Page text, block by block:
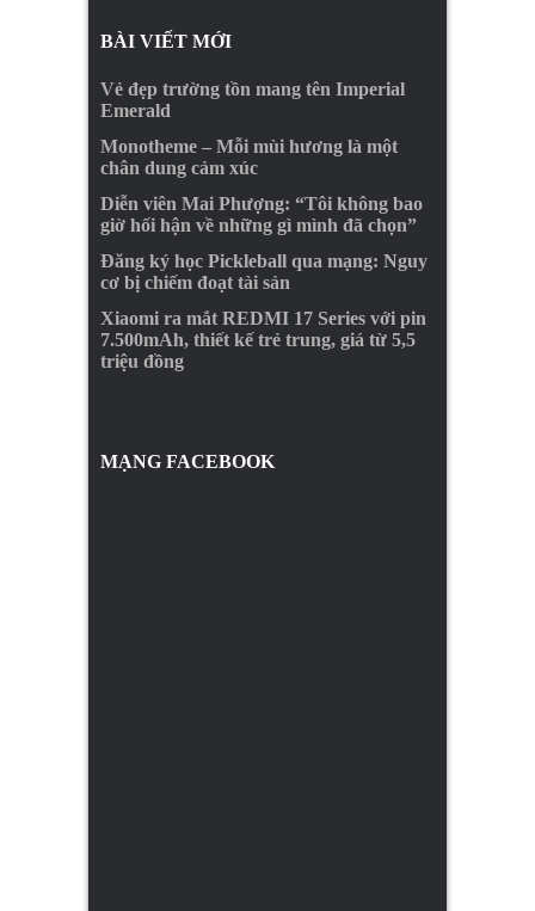
BÀI VIẾT MỚI
Vẻ đẹp trường tồn mang tên Imperial
Emerald
Monotheme – Mỗi mùi hương là một
chân dung cảm xúc
Diễn viên Mai Phượng: “Tôi không bao
giờ hối hận về những gì mình đã chọn”
Đăng ký học Pickleball qua mạng: Nguy
cơ bị chiếm đoạt tài sản
Xiaomi ra mắt REDMI 17 Series với pin
7.500mAh, thiết kế trẻ trung, giá từ 5,5
triệu đồng
MẠNG FACEBOOK